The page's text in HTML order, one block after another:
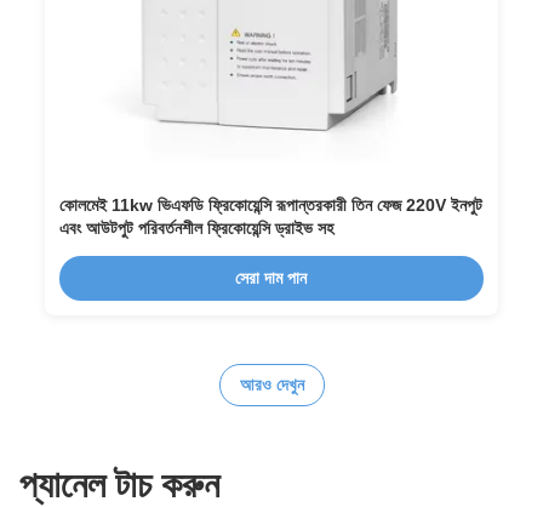
কোলমেই 11kw ভিএফডি ফ্রিকোয়েন্সি রূপান্তরকারী তিন ফেজ 220V ইনপুট
এবং আউটপুট পরিবর্তনশীল ফ্রিকোয়েন্সি ড্রাইভ সহ
সেরা দাম পান
আরও দেখুন
প্যানেল টাচ করুন